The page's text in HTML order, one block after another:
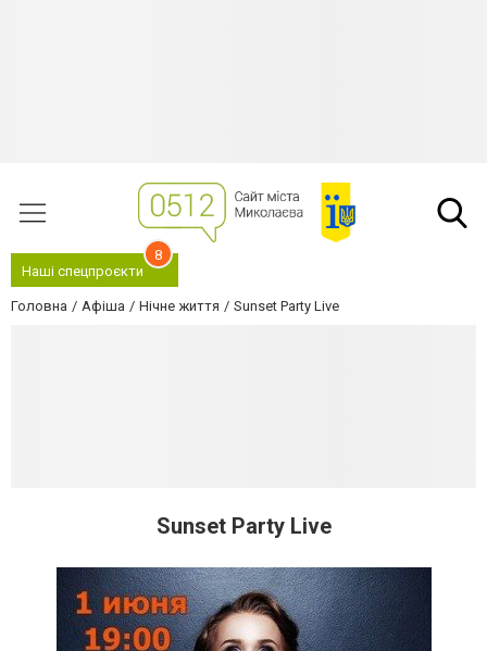
Наші спецпроєкти
8
Головна Афіша Нічне життя Sunset Party Live
Sunset Party Live